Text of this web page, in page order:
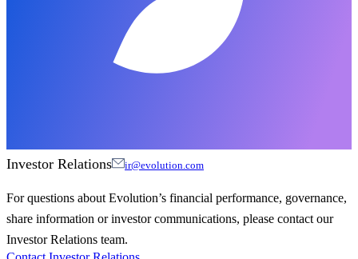
Investor Relations ir@evolution.com
For questions about Evolution’s financial performance, governance,
share information or investor communications, please contact our
Investor Relations team.